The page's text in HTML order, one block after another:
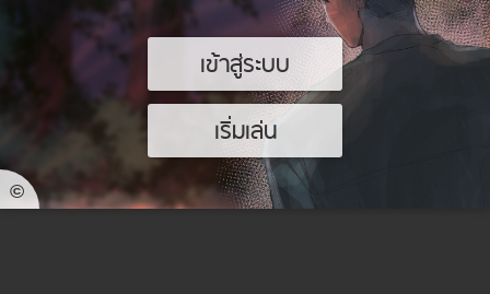
เข้าสู่ระบบ
เริ่มเล่น
©